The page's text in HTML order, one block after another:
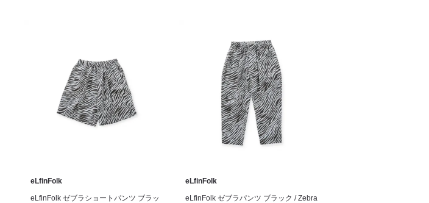
eLfinFolk
eLfinFolk ゼブラショートパンツ ブラッ
eLfinFolk
eLfinFolk ゼブラパンツ ブラック / Zebra